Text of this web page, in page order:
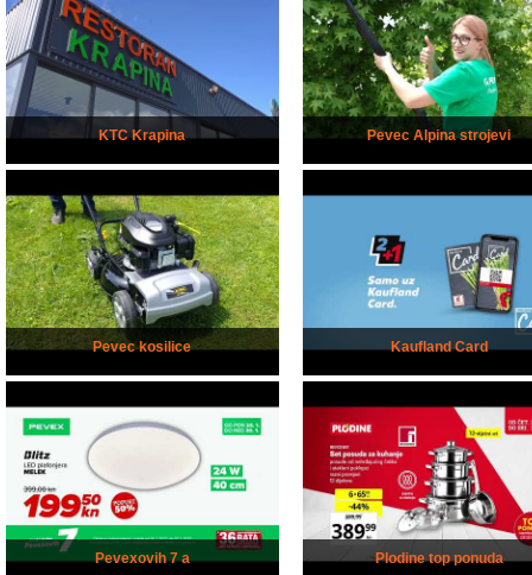
KTC Krapina Pevec Alpina strojevi
Pevec kosilice Kaufland Card
Pevexovih 7 a Plodine top ponuda